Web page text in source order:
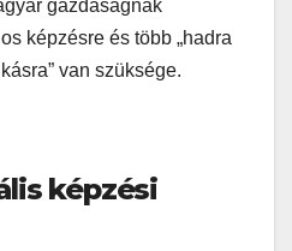
gazdaságnak
képzésre és több „hadra
van szüksége.
képzési